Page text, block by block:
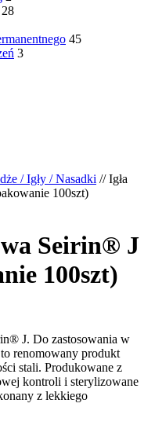
28
45
3
/ Igły / Nasadki // Igła
100szt)
Seirin® J
100szt)
J. Do zastosowania w
renomowany produkt
stali. Produkowane z
kontroli i sterylizowane
z lekkiego